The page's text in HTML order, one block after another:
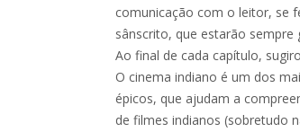
comunicação com o leitor, se
sânscrito, que estarão
Ao final de cada capítulo,
O cinema indiano é um dos
épicos, que ajudam a
de filmes indianos (sobretudo